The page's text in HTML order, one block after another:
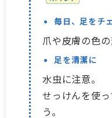
毎日、足をチ
爪や皮膚の色の
足を清潔に
水虫に注意。
せっけんを使
う。